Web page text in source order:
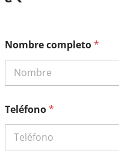
Nombre completo*
Teléfono*